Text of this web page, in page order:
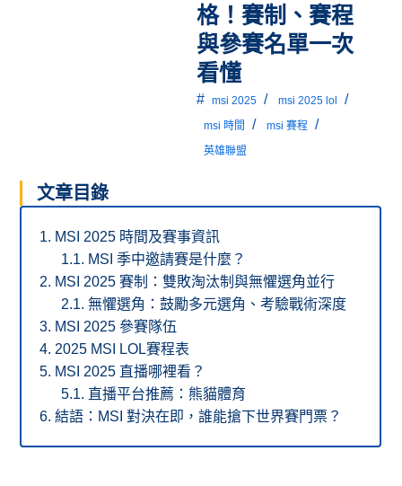
格！賽制、賽程
與參賽名單一次
看懂
# msi 2025 / msi 2025 lol /
msi 時間 / msi 賽程 /
英雄聯盟
文章目錄
MSI 2025 時間及賽事資訊
MSI 季中邀請賽是什麼？
MSI 2025 賽制：雙敗淘汰制與無懼選角並行
無懼選角：鼓勵多元選角、考驗戰術深度
MSI 2025 參賽隊伍
2025 MSI LOL賽程表
MSI 2025 直播哪裡看？
直播平台推薦：熊貓體育
結語：MSI 對決在即，誰能搶下世界賽門票？